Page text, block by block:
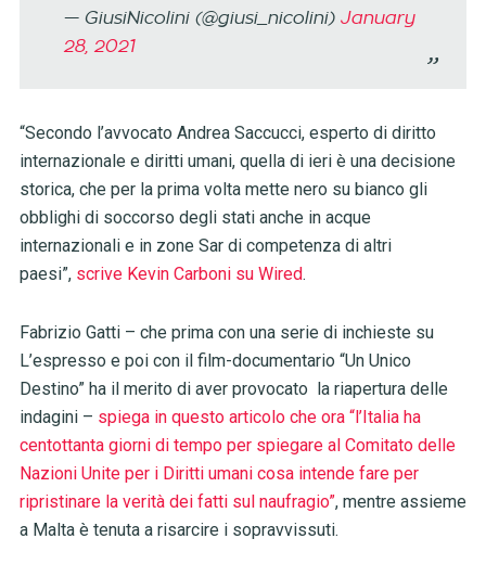
— GiusiNicolini (@giusi_nicolini) January
28, 2021
“Secondo l’avvocato Andrea Saccucci, esperto di diritto
internazionale e diritti umani, quella di ieri è una decisione
storica, che per la prima volta mette nero su bianco gli
obblighi di soccorso degli stati anche in acque
internazionali e in zone Sar di competenza di altri
paesi”, scrive Kevin Carboni su Wired.
Fabrizio Gatti – che prima con una serie di inchieste su
L’espresso e poi con il film-documentario “Un Unico
Destino” ha il merito di aver provocato la riapertura delle
indagini – spiega in questo articolo che ora “l’Italia ha
centottanta giorni di tempo per spiegare al Comitato delle
Nazioni Unite per i Diritti umani cosa intende fare per
ripristinare la verità dei fatti sul naufragio”, mentre assieme
a Malta è tenuta a risarcire i sopravvissuti.